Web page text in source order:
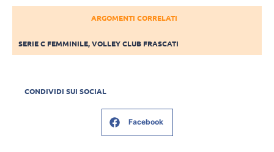
ARGOMENTI CORRELATI
SERIE C FEMMINILE,VOLLEY CLUB FRASCATI
CONDIVIDI SUI SOCIAL
Facebook